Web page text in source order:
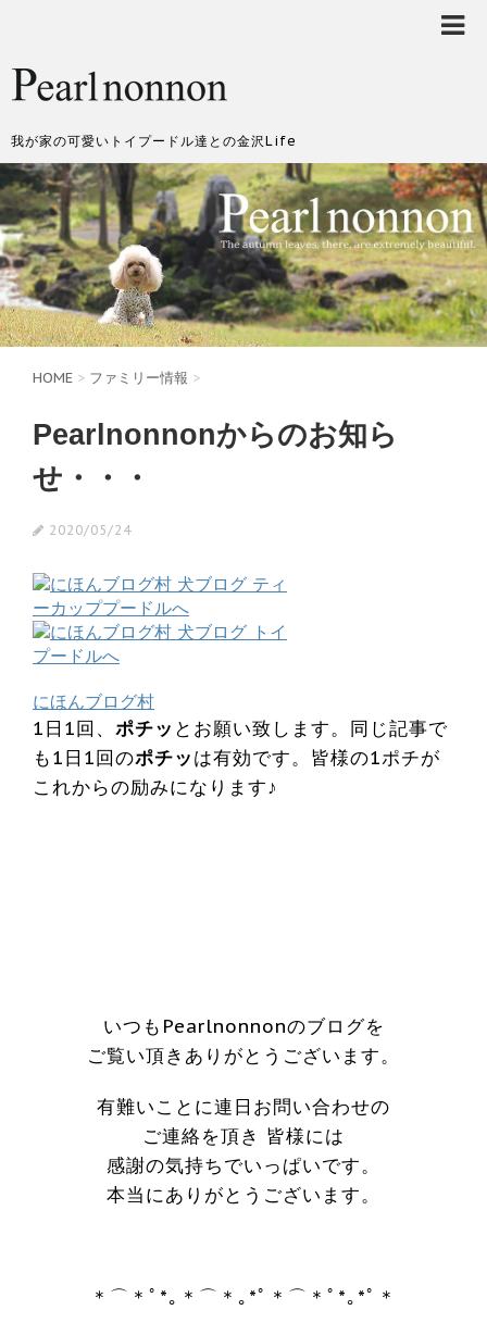
我が家の可愛いトイプードル達との金沢Life
HOME > ファミリー情報 >
Pearlnonnonからのお知ら
せ・・・
2020/05/24
にほんブログ村
1日1回、 ポチッ とお願い致します。同じ記事で
も1日1回のポチッは有効です。皆様の1ポチが
これからの励みになります♪
いつもPearlnonnonのブログを
ご覧い頂きありがとうございます。
有難いことに連日お問い合わせの
ご連絡を頂き 皆様には
感謝の気持ちでいっぱいです。
本当にありがとうございます。
＊⌒＊ﾟ*｡＊⌒＊｡*ﾟ＊⌒＊ﾟ*｡*ﾟ＊